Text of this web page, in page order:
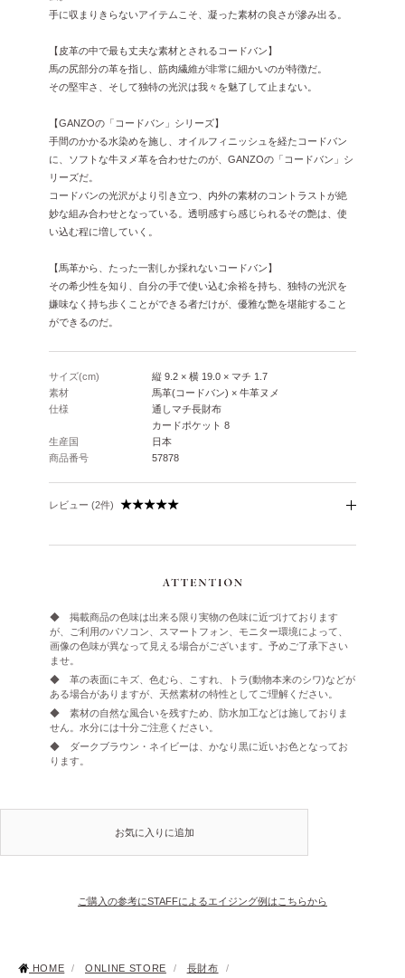
手に収まりきらないアイテムこそ、凝った素材の良さが滲み出る。
【皮革の中で最も丈夫な素材とされるコードバン】
馬の尻部分の革を指し、筋肉繊維が非常に細かいのが特徴だ。
その堅牢さ、そして独特の光沢は我々を魅了して止まない。
【GANZOの「コードバン」シリーズ】
手間のかかる水染めを施し、オイルフィニッシュを経たコードバン
に、ソフトな牛ヌメ革を合わせたのが、GANZOの「コードバン」シ
リーズだ。
コードバンの光沢がより引き立つ、内外の素材のコントラストが絶
妙な組み合わせとなっている。透明感すら感じられるその艶は、使
い込む程に増していく。
【馬革から、たった一割しか採れないコードバン】
その希少性を知り、自分の手で使い込む余裕を持ち、独特の光沢を
嫌味なく持ち歩くことができる者だけが、優雅な艶を堪能すること
ができるのだ。
サイズ(cm)
縦 9.2 × 横 19.0 × マチ 1.7
素材
馬革(コードバン) × 牛革ヌメ
仕様
通しマチ長財布
カードポケット 8
生産国
日本
商品番号
57878
レビュー (2件)
◆ 掲載商品の色味は出来る限り実物の色味に近づけております
が、ご利用のパソコン、スマートフォン、モニター環境によって、
画像の色味が異なって見える場合がございます。予めご了承下さい
ませ。
◆ 革の表面にキズ、色むら、こすれ、トラ(動物本来のシワ)などが
ある場合がありますが、天然素材の特性としてご理解ください。
◆ 素材の自然な風合いを残すため、防水加工などは施しておりま
せん。水分には十分ご注意ください。
◆ ダークブラウン・ネイビーは、かなり黒に近いお色となってお
ります。
お気に入りに追加
ご購入の参考にSTAFFによるエイジング例はこちらから
HOME / ONLINE STORE / 長財布
/